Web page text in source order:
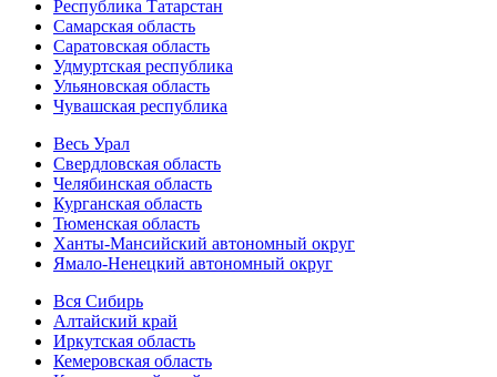
Республика Татарстан
Самарская область
Саратовская область
Удмуртская республика
Ульяновская область
Чувашская республика
Весь Урал
Свердловская область
Челябинская область
Курганская область
Тюменская область
Ханты-Мансийский автономный округ
Ямало-Ненецкий автономный округ
Вся Сибирь
Алтайский край
Иркутская область
Кемеровская область